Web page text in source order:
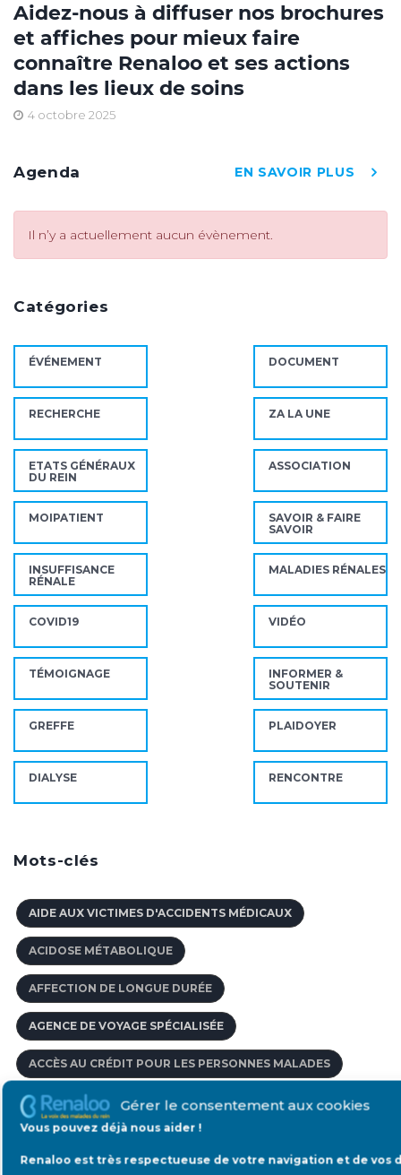
Gérer le consentement aux cookies
Vous pouvez déjà nous aider !
Renaloo est très respectueuse de votre navigation et de vos
Aidez-nous à diffuser nos brochures
et affiches pour mieux faire
connaître Renaloo et ses actions
dans les lieux de soins
4 octobre 2025
Agenda EN SAVOIR PLUS
Il n’y a actuellement aucun évènement.
Catégories
ÉVÉNEMENT DOCUMENT
RECHERCHE ZA LA UNE
ETATS GÉNÉRAUX
DU REIN
ASSOCIATION
MOIPATIENT
SAVOIR & FAIRE
SAVOIR
INSUFFISANCE
RÉNALE
MALADIES RÉNALES
COVID19 VIDÉO
TÉMOIGNAGE
INFORMER &
SOUTENIR
GREFFE PLAIDOYER
DIALYSE RENCONTRE
Mots-clés
AIDE AUX VICTIMES D'ACCIDENTS MÉDICAUX
ACIDOSE MÉTABOLIQUE
AFFECTION DE LONGUE DURÉE
AGENCE DE VOYAGE SPÉCIALISÉE
ACCÈS AU CRÉDIT POUR LES PERSONNES MALADES
ABSORPTION DE SUBSTANCES TOXIQUES